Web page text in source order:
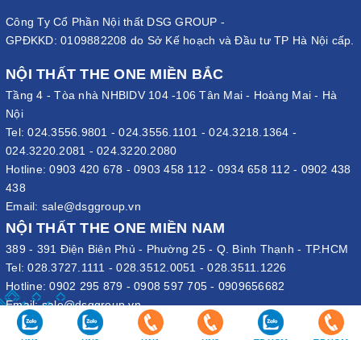
Công Ty Cổ Phần Nội thất DSG GROUP -
GPĐKKD: 0109882208 do Sở Kế hoạch và Đầu tư TP Hà Nội cấp.
NỘI THẤT THE ONE MIỀN BẮC
Tầng 4 - Tòa nhà NHBIDV 104 -106 Tân Mai - Hoàng Mai - Hà
Nội
Tel:024.3556.9801 -024.3556.1101 -024.3218.1364 -
024.3220.2081 - 024.3220.2080
Hotline:0903 420 678 - 0903 458 112 - 0934 658 112 - 0902 438
438
Email: sale@dsggroup.vn
NỘI THẤT THE ONE MIỀN NAM
389 - 391 Điện Biên Phủ - Phường 25 - Q. Bình Thạnh - TP.HCM
Tel:028.3727.1111 -028.3512.0051 -028.3511.1226
Hotline:0902 295 879 - 0908 597 705 - 0909656682
Email:sale@dsggroup.vn
VĂN PHÒNG TẬP ĐOÀN